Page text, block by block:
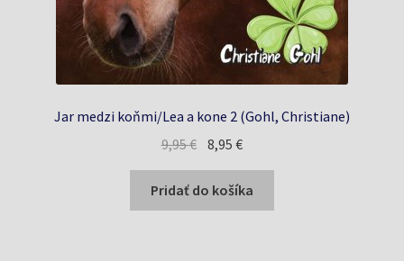
Jar medzi koňmi/Lea a kone 2 (Gohl, Christiane)
9,95€ Pôvodná
bola:
9,95 €.
8,95€Aktuálna
je:
8,95 €.
Pridať do košíka